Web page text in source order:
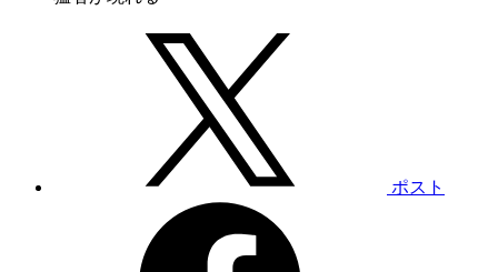
ポスト